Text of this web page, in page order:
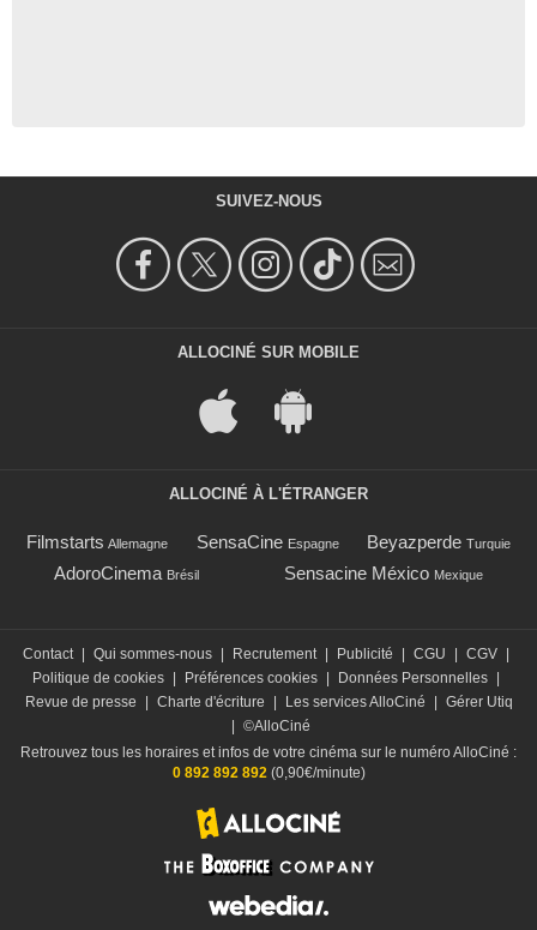
SUIVEZ-NOUS
ALLOCINÉ SUR MOBILE
ALLOCINÉ À L'ÉTRANGER
Filmstarts Allemagne SensaCine Espagne Beyazperde Turquie
AdoroCinema Brésil Sensacine México Mexique
Contact Qui sommes-nous Recrutement Publicité CGU CGV
Politique de cookies
Préférences cookies Données Personnelles
Revue de presse
Charte d'écriture Les services AlloCiné
Gérer Utiq
©AlloCiné
Retrouvez tous les horaires et infos de votre cinéma sur le numéro AlloCiné :
0 892 892 892(0,90€/minute)